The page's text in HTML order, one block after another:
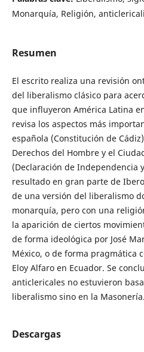
Monarquía, Religión,
Resumen
El escrito realiza una revisión
del liberalismo clásico para
que influyeron América Latina
revisa los aspectos más
española (Constitución de
Derechos del Hombre y el
(Declaración de Independencia
resultado en gran parte de
de una versión del liberalismo
monarquía, pero con una
la aparición de ciertos
de forma ideológica por José
México, o de forma pragmática
Eloy Alfaro en Ecuador. Se
anticlericales no estuvieron
liberalismo sino en la Masonería.
Descargas